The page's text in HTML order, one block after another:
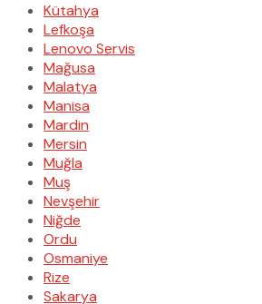
Kütahya
Lefkoşa
Lenovo Servis
Mağusa
Malatya
Manisa
Mardin
Mersin
Muğla
Muş
Nevşehir
Niğde
Ordu
Osmaniye
Rize
Sakarya